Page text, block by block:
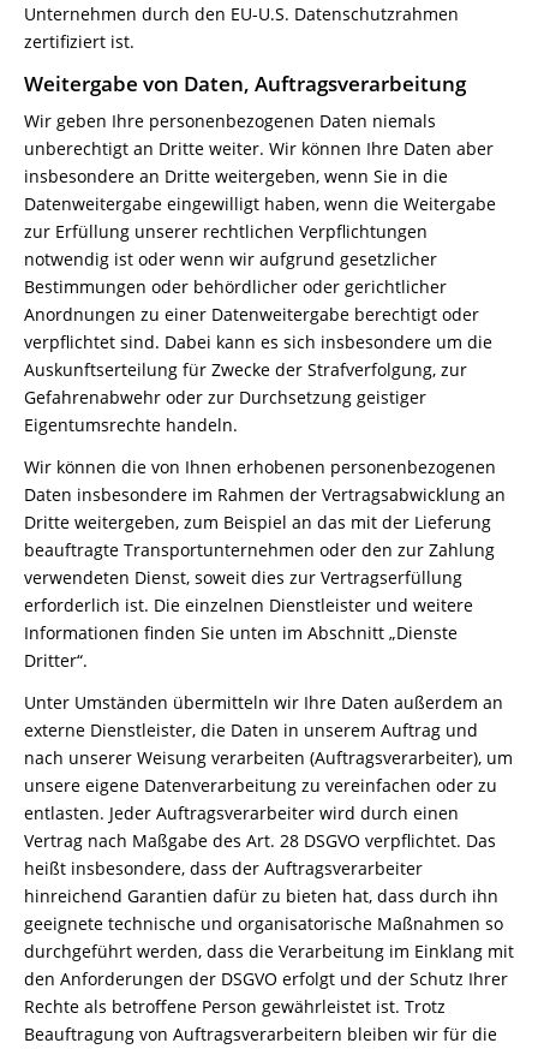
Unternehmen durch den EU-U.S. Datenschutzrahmen
zertifiziert ist.
Weitergabe von Daten, Auftragsverarbeitung
Wir geben Ihre personenbezogenen Daten niemals
unberechtigt an Dritte weiter. Wir können Ihre Daten aber
insbesondere an Dritte weitergeben, wenn Sie in die
Datenweitergabe eingewilligt haben, wenn die Weitergabe
zur Erfüllung unserer rechtlichen Verpflichtungen
notwendig ist oder wenn wir aufgrund gesetzlicher
Bestimmungen oder behördlicher oder gerichtlicher
Anordnungen zu einer Datenweitergabe berechtigt oder
verpflichtet sind. Dabei kann es sich insbesondere um die
Auskunftserteilung für Zwecke der Strafverfolgung, zur
Gefahrenabwehr oder zur Durchsetzung geistiger
Eigentumsrechte handeln.
Wir können die von Ihnen erhobenen personenbezogenen
Daten insbesondere im Rahmen der Vertragsabwicklung an
Dritte weitergeben, zum Beispiel an das mit der Lieferung
beauftragte Transportunternehmen oder den zur Zahlung
verwendeten Dienst, soweit dies zur Vertragserfüllung
erforderlich ist. Die einzelnen Dienstleister und weitere
Informationen finden Sie unten im Abschnitt „Dienste
Dritter“.
Unter Umständen übermitteln wir Ihre Daten außerdem an
externe Dienstleister, die Daten in unserem Auftrag und
nach unserer Weisung verarbeiten (Auftragsverarbeiter), um
unsere eigene Datenverarbeitung zu vereinfachen oder zu
entlasten. Jeder Auftragsverarbeiter wird durch einen
Vertrag nach Maßgabe des Art. 28 DSGVO verpflichtet. Das
heißt insbesondere, dass der Auftragsverarbeiter
hinreichend Garantien dafür zu bieten hat, dass durch ihn
geeignete technische und organisatorische Maßnahmen so
durchgeführt werden, dass die Verarbeitung im Einklang mit
den Anforderungen der DSGVO erfolgt und der Schutz Ihrer
Rechte als betroffene Person gewährleistet ist. Trotz
Beauftragung von Auftragsverarbeitern bleiben wir für die